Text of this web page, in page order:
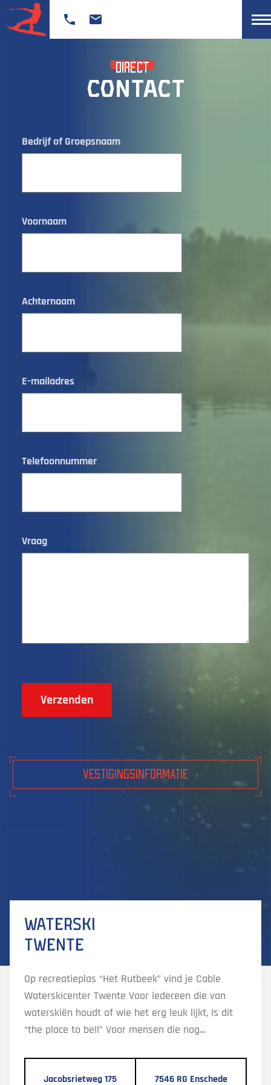
direct
Contact
Bedrijf of Groepsnaam
Voornaam
Achternaam
E-mailadres
Telefoonnummer
Vraag
Verzenden
Vestigingsinformatie
Waterski
Twente
Op recreatieplas “Het Rutbeek” vind je Cable
Waterskicenter Twente Voor iedereen die van
waterskiën houdt of wie het erg leuk lijkt, Is dit
“the place to be!!” Voor mensen die nog...
Jacobsrietweg 175 7546 RG Enschede